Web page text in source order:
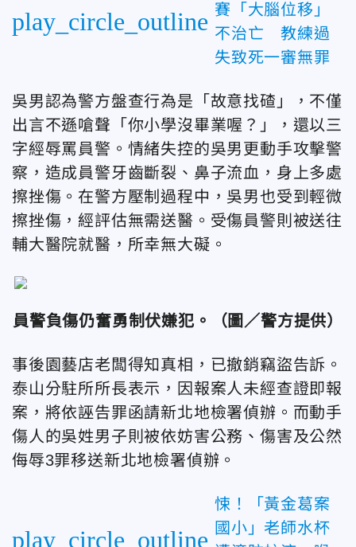
play_circle_outline 賽「大腦位移」
不治亡 教練過
失致死一審無罪
吳男認為警方盤查行為是「故意找碴」，不僅
出言不遜嗆聲「你小學沒畢業喔？」，還以三
字經辱罵員警。情緒失控的吳男更動手攻擊警
察，造成員警牙齒斷裂、鼻子流血，身上多處
擦挫傷。在警方壓制過程中，吳男也受到輕微
擦挫傷，經評估無需送醫。受傷員警則被送往
輔大醫院就醫，所幸無大礙。
員警負傷仍奮勇制伏嫌犯。 （圖／警方提供）
事後園藝店老闆得知真相，已撤銷竊盜告訴。
泰山分駐所所長表示，因報案人未經查證即報
案，將依誣告罪函請新北地檢署偵辦。而動手
傷人的吳姓男子則被依妨害公務、傷害及公然
侮辱3罪移送新北地檢署偵辦。
play_circle_outline
悚！「黃金葛案
國小」老師水杯